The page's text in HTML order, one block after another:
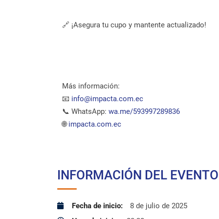
🔗 ¡Asegura tu cupo y mantente actualizado!
Más información:
📧 info@impacta.com.ec
📞 WhatsApp: wa.me/593997289836
🌐impacta.com.ec
INFORMACIÓN DEL
Fecha de inicio:
8 de julio de 2025